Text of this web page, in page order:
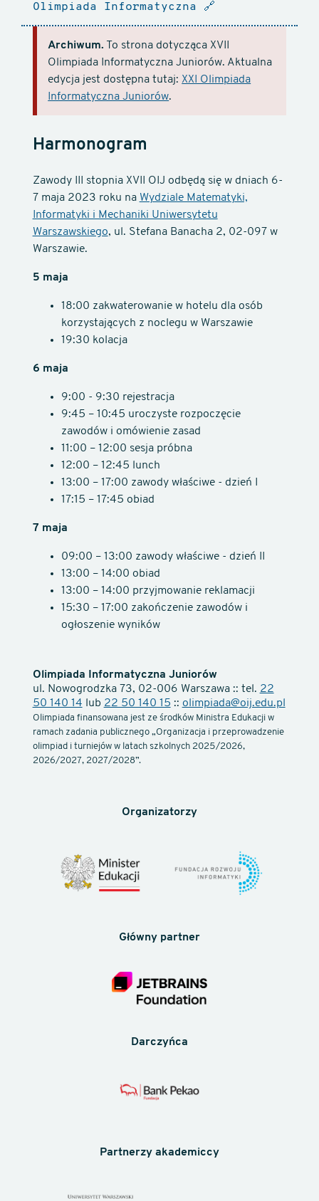
Olimpiada Informatyczna 🔗
Archiwum. To strona dotycząca XVII
Olimpiada Informatyczna Juniorów. Aktualna
edycja jest dostępna tutaj: XXI Olimpiada
Informatyczna Juniorów.
Harmonogram
Zawody III stopnia XVII OIJ odbędą się w dniach 6-
7 maja 2023 roku na Wydziale Matematyki,
Informatyki i Mechaniki Uniwersytetu
Warszawskiego, ul. Stefana Banacha 2, 02-097 w
Warszawie.
5 maja
18:00 zakwaterowanie w hotelu dla osób
korzystających z noclegu w Warszawie
19:30 kolacja
6 maja
9:00 - 9:30 rejestracja
9:45 – 10:45 uroczyste rozpoczęcie
zawodów i omówienie zasad
11:00 – 12:00 sesja próbna
12:00 – 12:45 lunch
13:00 – 17:00 zawody właściwe - dzień I
17:15 – 17:45 obiad
7 maja
09:00 – 13:00 zawody właściwe - dzień II
13:00 – 14:00 obiad
13:00 – 14:00 przyjmowanie reklamacji
15:30 – 17:00 zakończenie zawodów i
ogłoszenie wyników
Olimpiada Informatyczna Juniorów
ul. Nowogrodzka 73, 02-006 Warszawa :: tel. 22
50 140 14 lub 22 50 140 15 :: olimpiada@oij.edu.pl
Olimpiada finansowana jest ze środków Ministra Edukacji w
ramach zadania publicznego „Organizacja i przeprowadzenie
olimpiad i turniejów w latach szkolnych 2025/2026,
2026/2027, 2027/2028”.
Organizatorzy
Główny partner
Darczyńca
Partnerzy akademiccy